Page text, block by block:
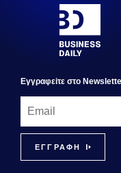
Εγγραφεiτε στο